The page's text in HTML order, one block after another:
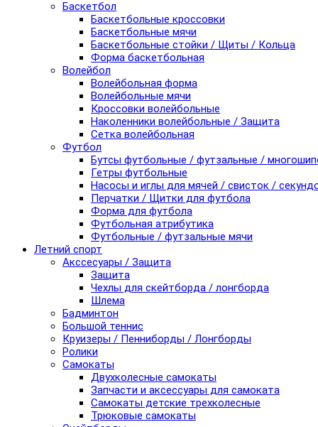
Баскетбол
Баскетбольные кроссовки
Баскетбольные мячи
Баскетбольные стойки / Щиты / Кольца
Форма баскетбольная
Волейбол
Волейбольная форма
Волейбольные мячи
Кроссовки волейбольные
Наколенники волейбольные / Защита
Сетка волейбольная
Футбол
Бутсы футбольные / футзальные /
Гетры футбольные
Насосы и иглы для мячей / свисток /
Перчатки / Щитки для футбола
Форма для футбола
Футбольная атрибутика
Футбольные / футзальные мячи
Летний спорт
Акссесуары / Защита
Защита
Чехлы для скейтборда / лонгборда
Шлема
Бадминтон
Большой теннис
Круизеры / Пенниборды / Лонгборды
Ролики
Самокаты
Двухколесные самокаты
Запчасти и аксессуары для самоката
Самокаты детские трехколесные
Трюковые самокаты